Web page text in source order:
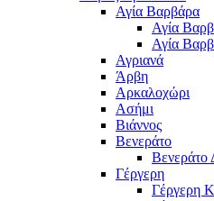
Αγία Βαρβάρα
Αγία
Αγία
Αγριανά
Άρβη
Αρκαλοχώρι
Ασήμι
Βιάννος
Βενεράτο
Βενεράτο
Γέργερη
Γέργερη